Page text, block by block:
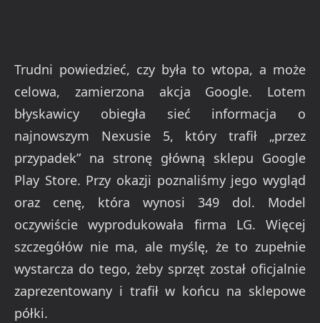
Trudni powiedzieć, czy była to wtopa, a może
celowa, zamierzona akcja Google. Lotem
błyskawicy obiegła sieć informacja o
najnowszym Nexusie 5, który trafił „przez
przypadek” na stronę główną sklepu Google
Play Store. Przy okazji poznaliśmy jego wygląd
oraz cenę, która wynosi 349 dol. Model
oczywiście wyprodukowała firma LG. Więcej
szczegółów nie ma, ale myślę, że to zupełnie
wystarcza do tego, żeby sprzęt został oficjalnie
zaprezentowany i trafił w końcu na sklepowe
półki.